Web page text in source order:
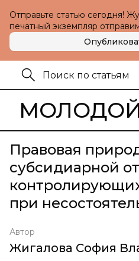
Отправьте статью сегодня!
печатный экземпляр
Правовая
субсидиарной
при
Автор
Жигалова София